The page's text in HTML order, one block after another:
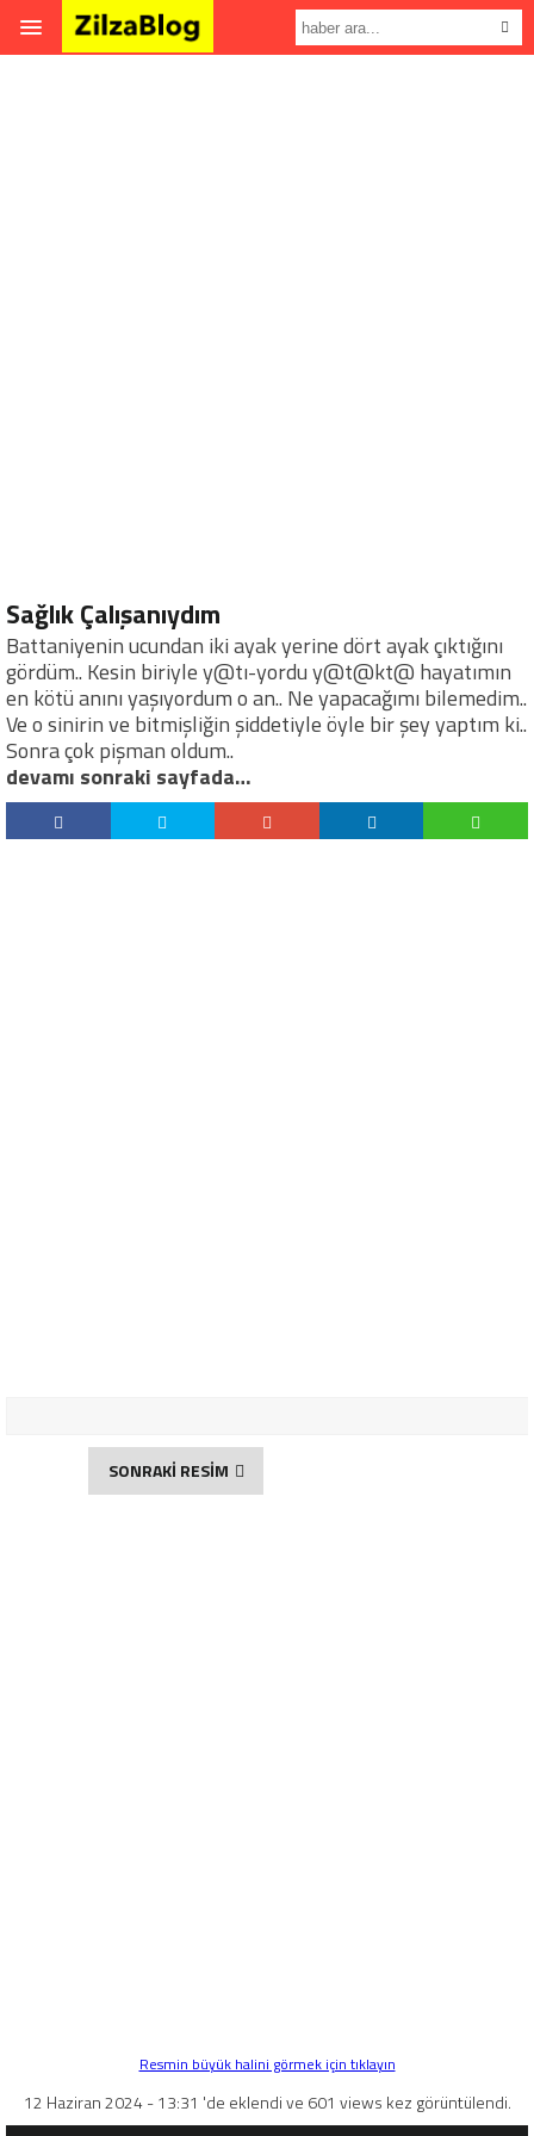
Sağlık Çalışanıydım
Battaniyenin ucundan iki ayak yerine dört ayak çıktığını
gördüm.. Kesin biriyle y@tı-yordu y@t@kt@ hayatımın
en kötü anını yaşıyordum o an.. Ne yapacağımı bilemedim..
Ve o sinirin ve bitmişliğin şiddetiyle öyle bir şey yaptım ki..
Sonra çok pişman oldum..
devamı sonraki sayfada…
SONRAKİ RESİM
Resmin büyük halini görmek için tıklayın
12 Haziran 2024 - 13:31 'de eklendi ve 601 views kez görüntülendi.